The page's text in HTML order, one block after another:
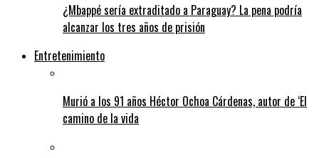
¿Mbappé sería extraditado a Paraguay? La pena podría
alcanzar los tres años de prisión
Entretenimiento
Murió a los 91 años Héctor Ochoa Cárdenas, autor de ‘El
camino de la vida